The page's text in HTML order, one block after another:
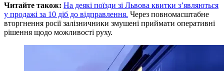
Читайте також: На деякі поїзди зі Львова квитки з’являються
у продажі за 10 діб до відправлення. Через повномасштабне
вторгнення росії залізничники змушені приймати оперативні
рішення щодо можливості руху.